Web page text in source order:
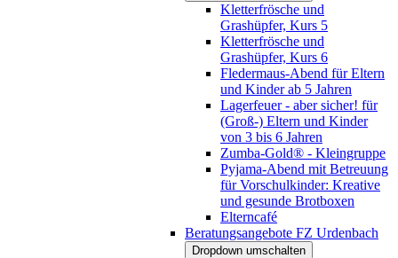
Kletterfrösche und
Grashüpfer, Kurs 5
Kletterfrösche und
Grashüpfer, Kurs 6
Fledermaus-Abend für Eltern
und Kinder ab 5 Jahren
Lagerfeuer - aber sicher! für
(Groß-) Eltern und Kinder
von 3 bis 6 Jahren
Zumba-Gold® - Kleingruppe
Pyjama-Abend mit Betreuung
für Vorschulkinder: Kreative
und gesunde Brotboxen
Elterncafé
Beratungsangebote FZ Urdenbach
Dropdown umschalten